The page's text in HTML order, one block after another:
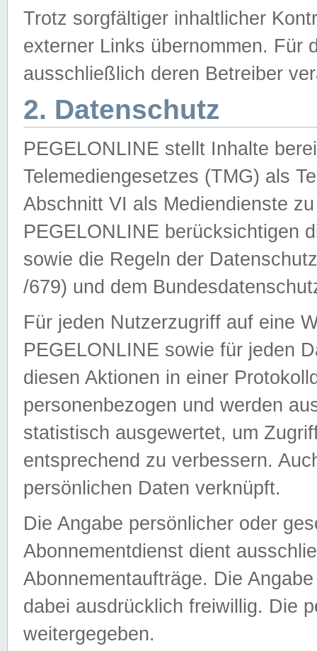
Trotz sorgfältiger inhaltlicher
externer Links übernommen. Für
ausschließlich deren Betreiber
2. Datenschutz
PEGELONLINE stellt Inhalte
Telemediengesetzes (TMG) als
Abschnitt VI als Mediendienste
PEGELONLINE berücksichtigen
sowie die Regeln der
/679) und dem
Für jeden Nutzerzugriff auf eine
PEGELONLINE sowie für jeden
diesen Aktionen in einer
personenbezogen und werden
statistisch ausgewertet, um
entsprechend zu verbessern.
persönlichen Daten verknüpft.
Die Angabe persönlicher oder
Abonnementdienst dient
Abonnementaufträge. Die
dabei ausdrücklich freiwillig. Die
weitergegeben.